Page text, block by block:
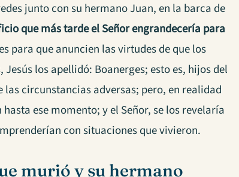
junto con su hermano Juan, en la barca de
que más tarde el Señor engrandecería para
para que anuncien las virtudes de que los
los apellidó: Boanerges; esto es, hijos del
circunstancias adversas; pero, en realidad
ese momento; y el Señor, se los revelaría
con situaciones que vivieron.
murió y su hermano